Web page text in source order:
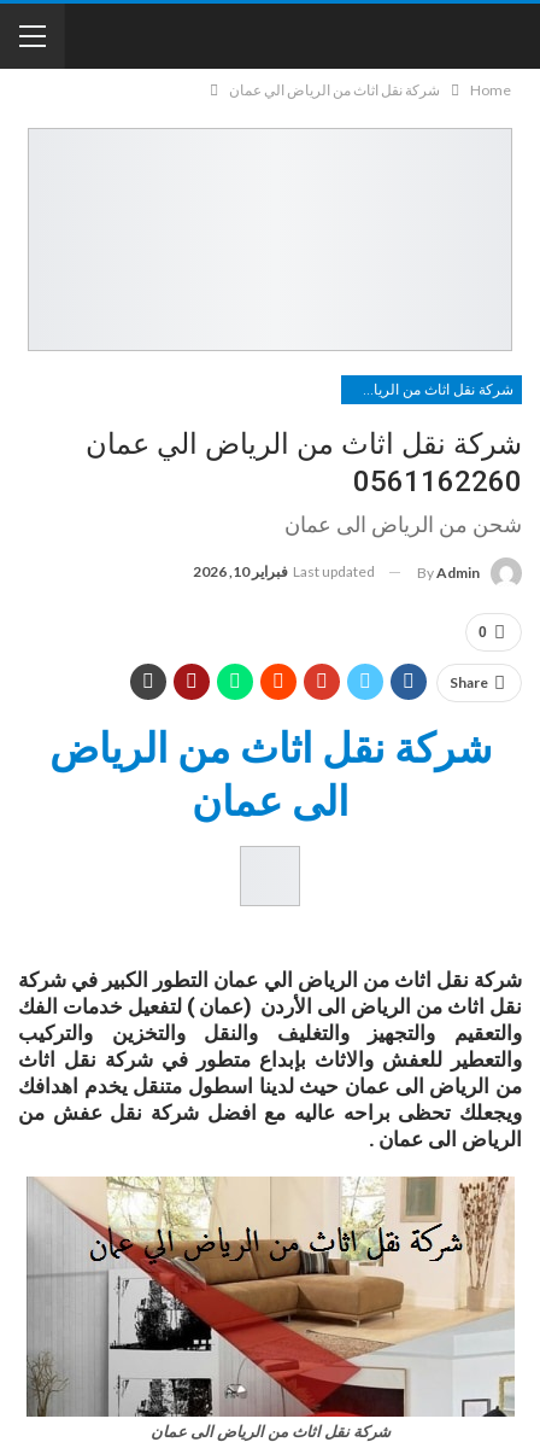
Home شركة نقل اثاث من الرياض الي عمان
شركة نقل اثاث من الرياض الي عمان
شركة نقل اثاث من الرياض الي عمان
0561162260
شحن من الرياض الى عمان
ByAdmin
Last updated فبراير 10, 2026
0
Share
شركة نقل اثاث من الرياض
الى عمان
شركة نقل اثاث من الرياض الي عمان التطور الكبير في شركة
نقل اثاث من الرياض الى الأردن (عمان ) لتفعيل خدمات الفك
والتعقيم والتجهيز والتغليف والنقل والتخزين والتركيب
والتعطير للعفش والاثاث بإبداع متطور في شركة نقل اثاث
من الرياض الى عمان حيث لدينا اسطول متنقل يخدم اهدافك
ويجعلك تحظى براحه عاليه مع افضل شركة نقل عفش من
الرياض الى عمان .
شركة نقل اثاث من الرياض الى عمان